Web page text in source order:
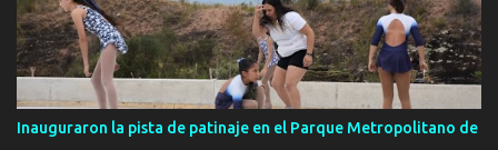
Inauguraron la pista de patinaje en el Parque Metropolitano de